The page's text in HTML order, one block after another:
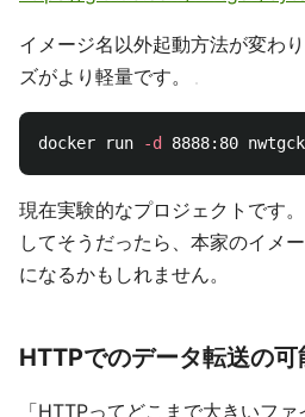
Docker( bytenode
これは実験的なプロジェクトで
bytenode
に事前にコンパイルしてそれを
り、それを利用したDocker
はDocker imageが軽量です。
れをバイトコードしてそれだけ
ます。